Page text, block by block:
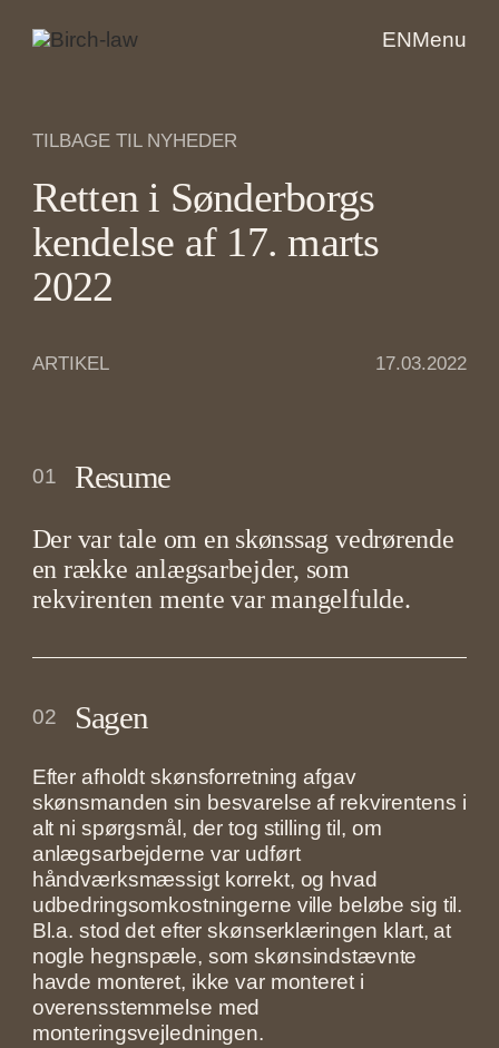
ENMenu
TILBAGE TIL NYHEDER
Retten i Sønderborgs
kendelse af 17. marts
2022
ARTIKEL 17.03.2022
01 Resume
Der var tale om en skønssag vedrørende
en række anlægsarbejder, som
rekvirenten mente var mangelfulde.
02 Sagen
Efter afholdt skønsforretning afgav
skønsmanden sin besvarelse af rekvirentens i
alt ni spørgsmål, der tog stilling til, om
anlægsarbejderne var udført
håndværksmæssigt korrekt, og hvad
udbedringsomkostningerne ville beløbe sig til.
Bl.a. stod det efter skønserklæringen klart, at
nogle hegnspæle, som skønsindstævnte
havde monteret, ikke var monteret i
overensstemmelse med
monteringsvejledningen.